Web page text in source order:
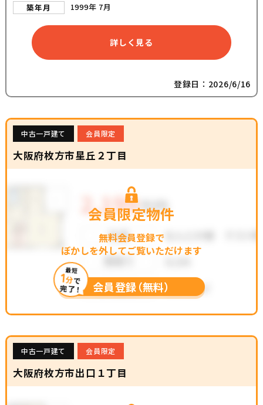
築年月
1999年 7月
詳しく見る
登録日：2026/6/16
中古一戸建て 会員限定
大阪府枚方市星丘２丁目
会員限定物件
無料会員登録で
ぼかしを外してご覧いただけます
最短
1分で
完了！ 会員登録（無料）
中古一戸建て 会員限定
大阪府枚方市出口１丁目